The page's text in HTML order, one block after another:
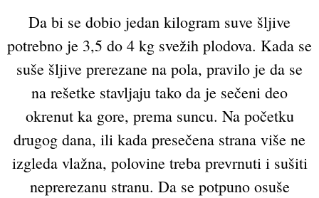
Da bi se dobio jedan kilogram suve šljive
potrebno je 3,5 do 4 kg svežih plodova. Kada se
suše šljive prerezane na pola, pravilo je da se
na rešetke stavljaju tako da je sečeni deo
okrenut ka gore, prema suncu. Na početku
drugog dana, ili kada presečena strana više ne
izgleda vlažna, polovine treba prevrnuti i sušiti
neprerezanu stranu. Da se potpuno osuše